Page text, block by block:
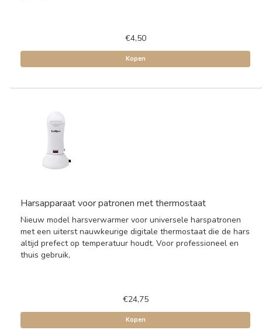
€4,50
Kopen
Harsapparaat voor patronen met thermostaat
Nieuw model harsverwarmer voor universele harspatronen
met een uiterst nauwkeurige digitale thermostaat die de hars
altijd prefect op temperatuur houdt. Voor professioneel en
thuis gebruik,
€24,75
Kopen